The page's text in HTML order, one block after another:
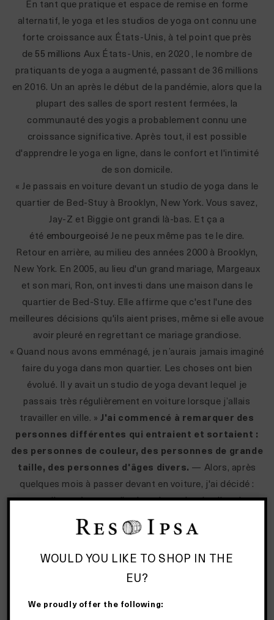
WOULD YOU LIKE TO SHOP IN THE
EU?
We proudly offer the following:
En tant que pratique et espace de remise en forme
alternatif, le yoga et les studios de yoga ont connu une
forte croissance aux États-Unis, à tel point que près
de 55 millions Aux États-Unis, en 2020 , le nombre de
pratiquants de yoga a augmenté, passant de 36 millions
en 2016. Un an après le début de la pandémie, alors que la
plupart des salles de sport restent fermées, la
communauté des yogis a probablement connu une
croissance significative. Après tout, il est possible
d'apprendre le yoga en ligne, dans le confort et l'intimité
de son domicile.
« Je passais en voiture devant un studio de yoga dans le
quartier de Bed-Stuy à Brooklyn, New York. Vous savez,
Jay-Z et Biggie ont grandi là-bas. Et ça a
été embourgeoisé Je ne peux même pas te le dire.
Retour en arrière, au milieu des années 2000 à Brooklyn,
New York. En 2005, au lieu d'un grand mariage, Margeaux
et son mari, Ron, ont investi dans une maison dans le
quartier de Bed-Stuy. Elle affirme que c'est l'une des
meilleures décisions qu'ils aient prises, même si elle avoue
avoir pleuré en regrettant ce mariage grandiose.
« Quand nous avons emménagé, je n’aurais jamais imaginé
faire du yoga dans mon quartier. Les choses ont bien
évolué. Il y avait un studio de yoga devant lequel je
passais très régulièrement en voiture lorsque j’allais
travailler en ville. » J'ai commencé à remarquer des
personnes différentes qui entraient et sortaient :
des personnes de couleur, des personnes de grande
taille, des personnes d'âges divers. — Alors, après
quelques mois à passer devant en voiture, j'ai décidé :
nouvelle année, nouvelle vie — le 1er janvier, j'y vais,
d'accord ?
«Alors je l'ai fait.» Je suis entrée vêtue d'un grand t-
C'était la première fois que je voyais ou que j'entrais
dans une salle de classe où le professeur était une